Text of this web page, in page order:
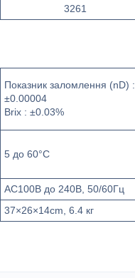
3261
Показник заломлення (nD) :
±0.00004
Brix : ±0.03%
5 до 60°C
АС100В до 240В, 50/60Гц
37×26×14cm, 6.4 кг